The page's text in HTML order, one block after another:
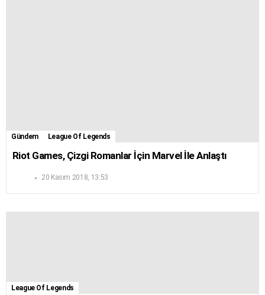
Gündem League Of Legends
Riot Games, Çizgi Romanlar İçin Marvel İle Anlaştı
20 Kasım 2018, 13:53
League Of Legends